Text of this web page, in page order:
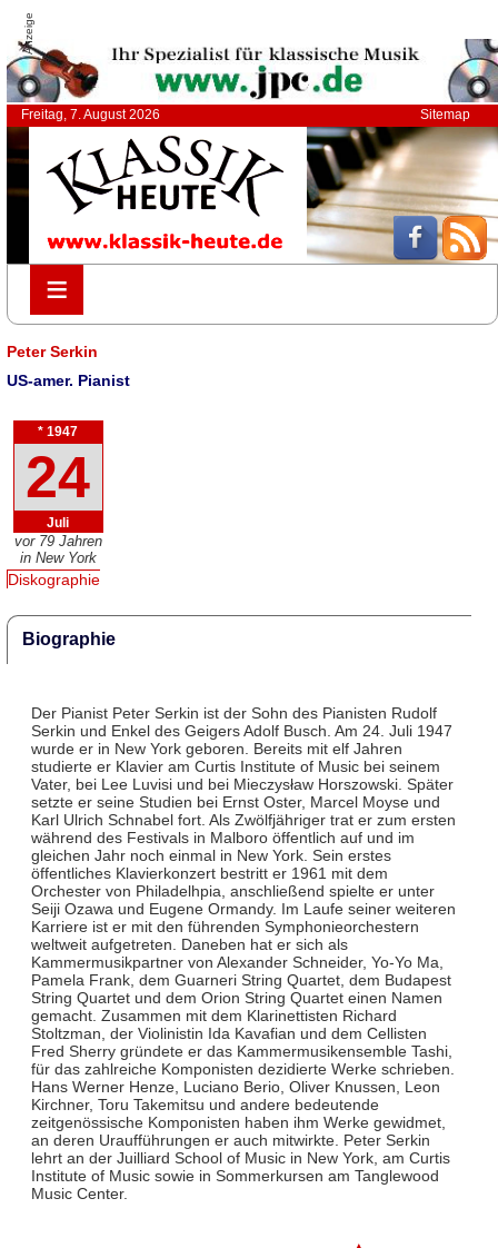
Anzeige
Freitag, 7. August 2026 Sitemap
≡
≡
Peter Serkin
US-amer. Pianist
* 1947
24
Juli
vor 79 Jahren
in New York
Diskographie
Biographie
Der Pianist Peter Serkin ist der Sohn des Pianisten Rudolf
Serkin und Enkel des Geigers Adolf Busch. Am 24. Juli 1947
wurde er in New York geboren. Bereits mit elf Jahren
studierte er Klavier am Curtis Institute of Music bei seinem
Vater, bei Lee Luvisi und bei Mieczysław Horszowski. Später
setzte er seine Studien bei Ernst Oster, Marcel Moyse und
Karl Ulrich Schnabel fort. Als Zwölfjähriger trat er zum ersten
während des Festivals in Malboro öffentlich auf und im
gleichen Jahr noch einmal in New York. Sein erstes
öffentliches Klavierkonzert bestritt er 1961 mit dem
Orchester von Philadelhpia, anschließend spielte er unter
Seiji Ozawa und Eugene Ormandy. Im Laufe seiner weiteren
Karriere ist er mit den führenden Symphonieorchestern
weltweit aufgetreten. Daneben hat er sich als
Kammermusikpartner von Alexander Schneider, Yo-Yo Ma,
Pamela Frank, dem Guarneri String Quartet, dem Budapest
String Quartet und dem Orion String Quartet einen Namen
gemacht. Zusammen mit dem Klarinettisten Richard
Stoltzman, der Violinistin Ida Kavafian und dem Cellisten
Fred Sherry gründete er das Kammermusikensemble Tashi,
für das zahlreiche Komponisten dezidierte Werke schrieben.
Hans Werner Henze, Luciano Berio, Oliver Knussen, Leon
Kirchner, Toru Takemitsu und andere bedeutende
zeitgenössische Komponisten haben ihm Werke gewidmet,
an deren Uraufführungen er auch mitwirkte. Peter Serkin
lehrt an der Juilliard School of Music in New York, am Curtis
Institute of Music sowie in Sommerkursen am Tanglewood
Music Center.